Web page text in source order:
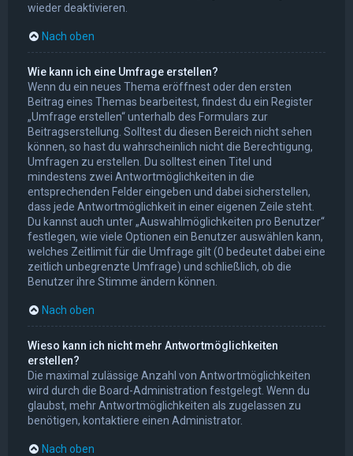
wieder deaktivieren.
Nach oben
Wie kann ich eine Umfrage erstellen?
Wenn du ein neues Thema eröffnest oder den ersten
Beitrag eines Themas bearbeitest, findest du ein Register
„Umfrage erstellen“ unterhalb des Formulars zur
Beitragserstellung. Solltest du diesen Bereich nicht sehen
können, so hast du wahrscheinlich nicht die Berechtigung,
Umfragen zu erstellen. Du solltest einen Titel und
mindestens zwei Antwortmöglichkeiten in die
entsprechenden Felder eingeben und dabei sicherstellen,
dass jede Antwortmöglichkeit in einer eigenen Zeile steht.
Du kannst auch unter „Auswahlmöglichkeiten pro Benutzer“
festlegen, wie viele Optionen ein Benutzer auswählen kann,
welches Zeitlimit für die Umfrage gilt (0 bedeutet dabei eine
zeitlich unbegrenzte Umfrage) und schließlich, ob die
Benutzer ihre Stimme ändern können.
Nach oben
Wieso kann ich nicht mehr Antwortmöglichkeiten
erstellen?
Die maximal zulässige Anzahl von Antwortmöglichkeiten
wird durch die Board-Administration festgelegt. Wenn du
glaubst, mehr Antwortmöglichkeiten als zugelassen zu
benötigen, kontaktiere einen Administrator.
Nach oben